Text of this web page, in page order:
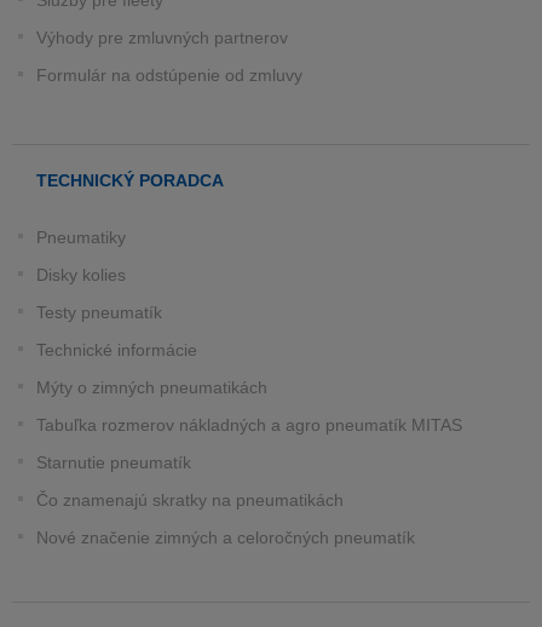
Výhody pre zmluvných partnerov
Formulár na odstúpenie od zmluvy
TECHNICKÝ PORADCA
Pneumatiky
Disky kolies
Testy pneumatík
Technické informácie
Mýty o zimných pneumatikách
Tabuľka rozmerov nákladných a agro pneumatík MITAS
Starnutie pneumatík
Čo znamenajú skratky na pneumatikách
Nové značenie zimných a celoročných pneumatík